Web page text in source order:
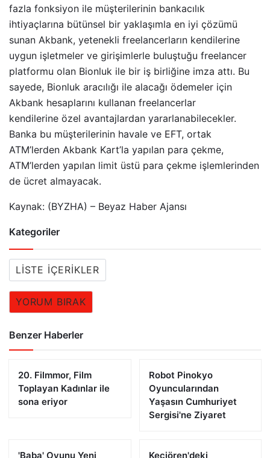
fazla fonksiyon ile müşterilerinin bankacılık
ihtiyaçlarına bütünsel bir yaklaşımla en iyi çözümü
sunan Akbank, yetenekli freelancerların kendilerine
uygun işletmeler ve girişimlerle buluştuğu freelancer
platformu olan Bionluk ile bir iş birliğine imza attı. Bu
sayede, Bionluk aracılığı ile alacağı ödemeler için
Akbank hesaplarını kullanan freelancerlar
kendilerine özel avantajlardan yararlanabilecekler.
Banka bu müşterilerinin havale ve EFT, ortak
ATM’lerden Akbank Kart’la yapılan para çekme,
ATM’lerden yapılan limit üstü para çekme işlemlerinden
de ücret almayacak.
Kaynak: (BYZHA) – Beyaz Haber Ajansı
Kategoriler
LISTE İÇERIKLER
YORUM BIRAK
Benzer Haberler
20. Filmmor, Film
Toplayan Kadınlar ile
sona eriyor
Robot Pinokyo
Oyuncularından
Yaşasın Cumhuriyet
Sergisi'ne Ziyaret
'Baba' Oyunu Yeni Keçiören'deki